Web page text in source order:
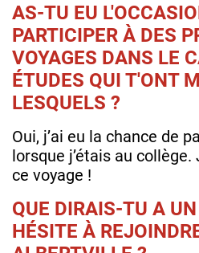
AS-TU EU
PARTICIPER À DES
VOYAGES DANS LE
ÉTUDES QUI T'ONT
LESQUELS ?
Oui, j’ai eu la chance de
lorsque j’étais au collège.
ce voyage !
QUE DIRAIS-TU A
HÉSITE À